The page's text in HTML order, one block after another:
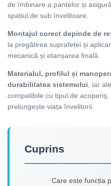
de îmbinare a pantelor și
spațiul de sub învelitoare.
Montajul corect depinde de
la pregătirea suprafeței și
mecanică și etanșarea finală.
Materialul, profilul și
durabilitatea sistemului , iar
compatibile cu tipul de
prelungește viața învelitorii.
Cuprins
Care este funcția